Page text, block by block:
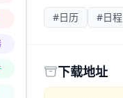
#日历 #日程
下载地址